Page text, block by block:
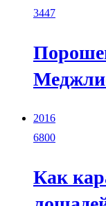
3447
2016
6800
Как